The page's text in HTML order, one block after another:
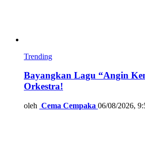
Trending
Bayangkan Lagu “Angin
Orkestra!
oleh Cema Cempaka 06/08/2026,